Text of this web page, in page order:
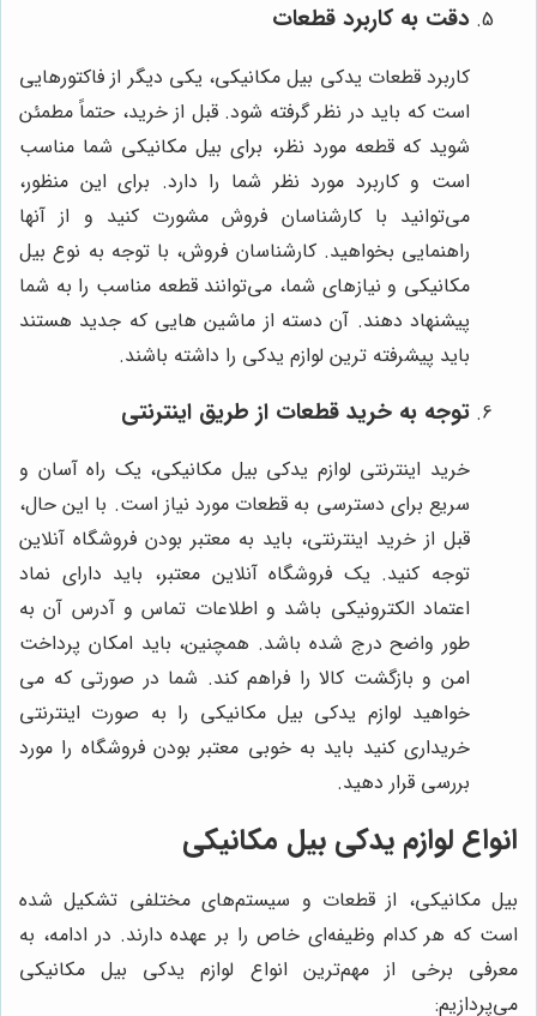
دقت به کاربرد قطعات
کاربرد قطعات یدکی بیل مکانیکی، یکی دیگر از فاکتورهایی
است که باید در نظر گرفته شود. قبل از خرید، حتماً مطمئن
شوید که قطعه مورد نظر، برای بیل مکانیکی شما مناسب
است و کاربرد مورد نظر شما را دارد. برای این منظور،
می‌توانید با کارشناسان فروش مشورت کنید و از آنها
راهنمایی بخواهید. کارشناسان فروش، با توجه به نوع بیل
مکانیکی و نیازهای شما، می‌توانند قطعه مناسب را به شما
پیشنهاد دهند. آن دسته از ماشین هایی که جدید هستند
باید پیشرفته ترین لوازم یدکی را داشته باشند.
توجه به خرید قطعات از طریق اینترنتی
خرید اینترنتی لوازم یدکی بیل مکانیکی، یک راه آسان و
سریع برای دسترسی به قطعات مورد نیاز است. با این حال،
قبل از خرید اینترنتی، باید به معتبر بودن فروشگاه آنلاین
توجه کنید. یک فروشگاه آنلاین معتبر، باید دارای نماد
اعتماد الکترونیکی باشد و اطلاعات تماس و آدرس آن به
طور واضح درج شده باشد. همچنین، باید امکان پرداخت
امن و بازگشت کالا را فراهم کند. شما در صورتی که می
خواهید لوازم یدکی بیل مکانیکی را به صورت اینترنتی
خریداری کنید باید به خوبی معتبر بودن فروشگاه را مورد
بررسی قرار دهید.
انواع لوازم یدکی بیل مکانیکی
بیل مکانیکی، از قطعات و سیستم‌های مختلفی تشکیل شده
است که هر کدام وظیفه‌ای خاص را بر عهده دارند. در ادامه، به
معرفی برخی از مهم‌ترین انواع لوازم یدکی بیل مکانیکی
می‌پردازیم: